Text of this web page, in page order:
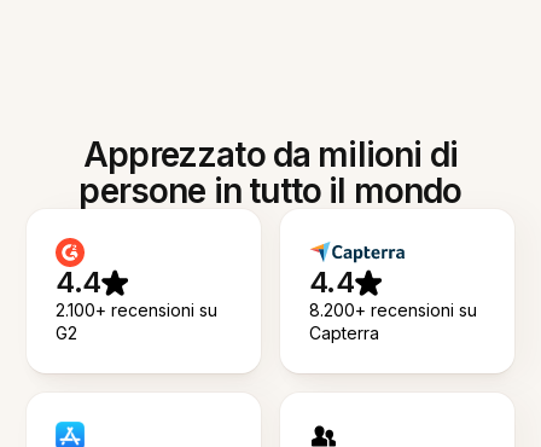
Apprezzato da milioni di
persone in tutto il mondo
4.4
2.100+ recensioni su
G2
4.4
8.200+ recensioni su
Capterra